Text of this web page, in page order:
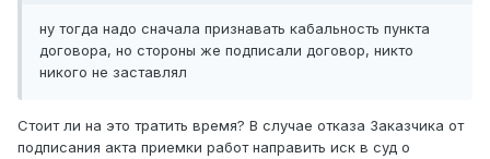
ну тогда надо сначала признавать кабальность пункта
договора, но стороны же подписали договор, никто
никого не заставлял
Стоит ли на это тратить время? В случае отказа Заказчика от
подписания акта приемки работ направить иск в суд о